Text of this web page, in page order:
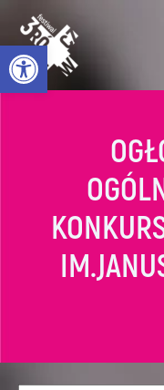
Otwórz pasek narzędzi
content